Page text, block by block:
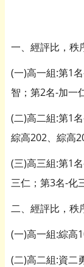
一、經評比，秩
(一)高一組:第1
智；第2名-加一
(二)高二組:第1
綜高202、綜高
(三)高三組:第1
三仁；第3名-化
二、經評比，秩
(一)高一組:綜高
(二)高二組:資二